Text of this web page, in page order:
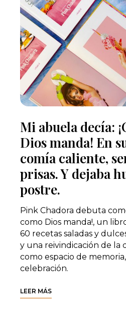
Mi abuela decía:
Dios manda! En
comía caliente,
prisas. Y dejaba
postre.
Pink Chadora debuta
como Dios manda!, un
60 recetas saladas y
y una reivindicación de la
como espacio de
celebración.
LEER MÁS